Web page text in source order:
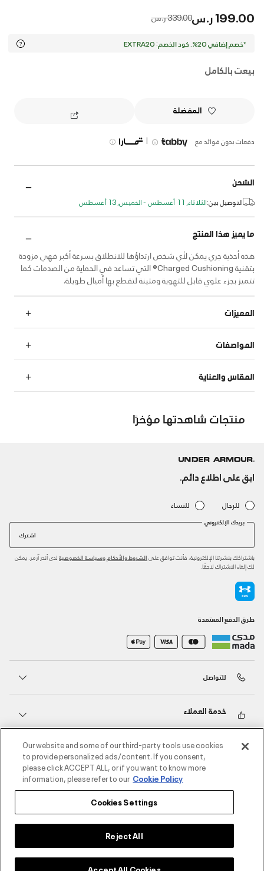
199.00 ر.س Price reduced from
339.00 ر.س to
*خصم إضافي 20%. كود الخصم: EXTRA20
بيعت بالكامل
المفضلة
دفعات بدون فوائد مع |
الشحن
التوصيل بين:الثلاثاء, 11 أغسطس - الخميس, 13 أغسطس
ما يميز هذا المنتج
هذه أحذية جري يمكن لأي شخص ارتداؤها للانطلاق بسرعة أكبر فهي مزودة
بتقنية Charged Cushioning® التي تساعد في الحماية من الصدمات كما
تتميز بجزء علوي قابل للتهوية ومتينة لتقطع بها أميال طويلة.
المميزات
المواصفات
المقاس والعناية
منتجات شاهدتها مؤخرًا
ابق على اطلاع دائم.
للرجال للنساء
بريدك الإلكتروني
اشترك
باشتراكك بنشرتنا الإلكترونية، فأنت توافق على الشروط والأحكام وسياسة الخصوصية لدى أندر آرمر. يمكن
لك إلغاء الاشتراك لاحقًا.
طرق الدفع المعتمدة
للتواصل
خدمة العملاء
حول أندر آرمر
أندر آرمر على الشبكات الاجتماعية
Our website and some of our third-party tools use cookies
to provide personalized ads/content. If you consent,
please click ACCEPT ALL, or if you want to know more
information, please refer to our Cookie Policy
Cookies Settings
Reject All